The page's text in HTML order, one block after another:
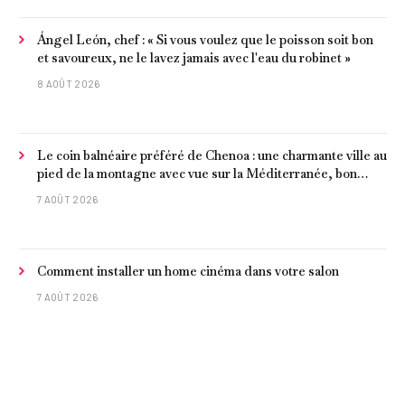
Ángel León, chef : « Si vous voulez que le poisson soit bon
et savoureux, ne le lavez jamais avec l'eau du robinet »
8 AOÛT 2026
Le coin balnéaire préféré de Chenoa : une charmante ville au
pied de la montagne avec vue sur la Méditerranée, bon
poisson et criques isolées
7 AOÛT 2026
Comment installer un home cinéma dans votre salon
7 AOÛT 2026